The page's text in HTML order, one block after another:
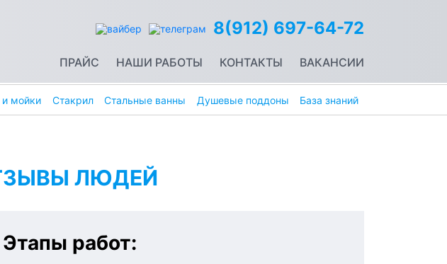
8(912) 697-64-72
ПРАЙС НАШИ РАБОТЫ КОНТАКТЫ ВАКАНСИИ
мойки Стакрил Стальные ванны Душевые поддоны База знаний
ЛЮДЕЙ
Этапы работ: